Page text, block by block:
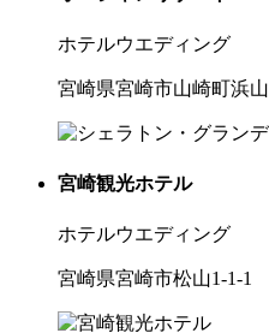
ホテルウエディング
宮崎県宮崎市山崎町浜山
宮崎観光ホテル
ホテルウエディング
宮崎県宮崎市松山1-1-1